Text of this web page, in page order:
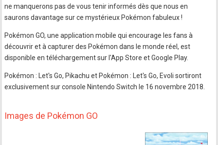
ne manquerons pas de vous tenir informés dès que nous en
saurons davantage sur ce mystérieux Pokémon fabuleux !
Pokémon GO, une application mobile qui encourage les fans à
découvrir et à capturer des Pokémon dans le monde réel, est
disponible en téléchargement sur l'App Store et Google Play.
Pokémon : Let's Go, Pikachu et Pokémon : Let's Go, Evoli sortiront
exclusivement sur console Nintendo Switch le 16 novembre 2018.
Images de Pokémon GO